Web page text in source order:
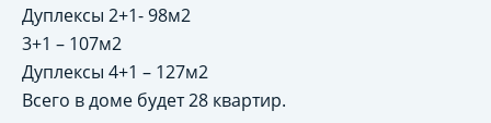
Дуплексы 2+1- 98м2
3+1 – 107м2
Дуплексы 4+1 – 127м2
Всего в доме будет 28 квартир.